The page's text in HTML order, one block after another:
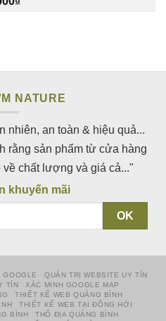
NATURE
nhiên, an toàn & hiệu quả...
rằng sản phẩm từ cửa hàng
chất lượng và giá cả..."
khuyến mãi
GOOGLE
QUẢN TRỊ WEBSITE UY TÍN
TÍN
XÁC MINH GOOGLE MAP
THIẾT KẾ WEB QUẢNG BÌNH
THIẾT KẾ WEB TẠI ĐỒNG HỚI
BÌNH
THỔ ĐỊA QUẢNG BÌNH